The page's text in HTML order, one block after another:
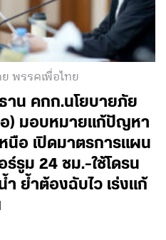
พรรคเพื่อไทย
าน คกก.นโยบายภัย
) มอบหมายแก้ปัญหา
นือ เปิดมาตรการแผน
รูม 24 ชม.-ใช้โดรน
ย้ำต้องฉับไว เร่งแก้